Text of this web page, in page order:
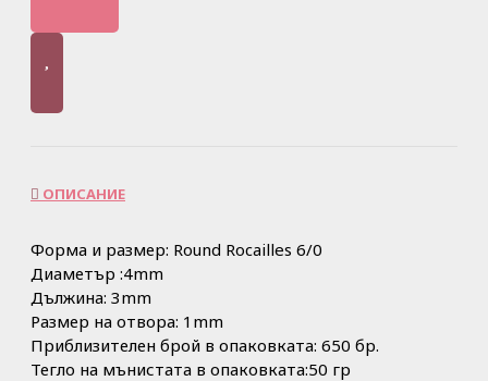
ОПИСАНИЕ
Форма и размер: Round Rocailles 6/0
Диаметър :4mm
Дължина: 3mm
Размер на отвора: 1mm
Приблизителен брой в опаковката: 650 бр.
Тегло на мънистата в опаковката:50 гр